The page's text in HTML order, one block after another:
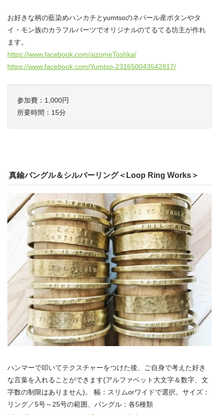
お好きな柄の藍染めハンカチとyumtsoのネパール産ボタンやタ
イ・モン族のカラフルパーツでオリジナルのてるてる坊主が作れ
ます。
https://www.facebook.com/aizomeToshka/
https://www.facebook.com/Yumtso-231650043542817/
参加費：1,000円
所要時間：15分
真鍮バングル＆シルバーリング＜Loop Ring Works＞
ハンマーで叩いてテクスチャーをつけた後、ご自身で考えた好き
な言葉を入れることができます(アルファベット大文字＆数字、文
字数の制限はありません)。 幅：スリムorワイドで選択。サイズ：
リング／5号～25号の範囲、バングル：各5種類